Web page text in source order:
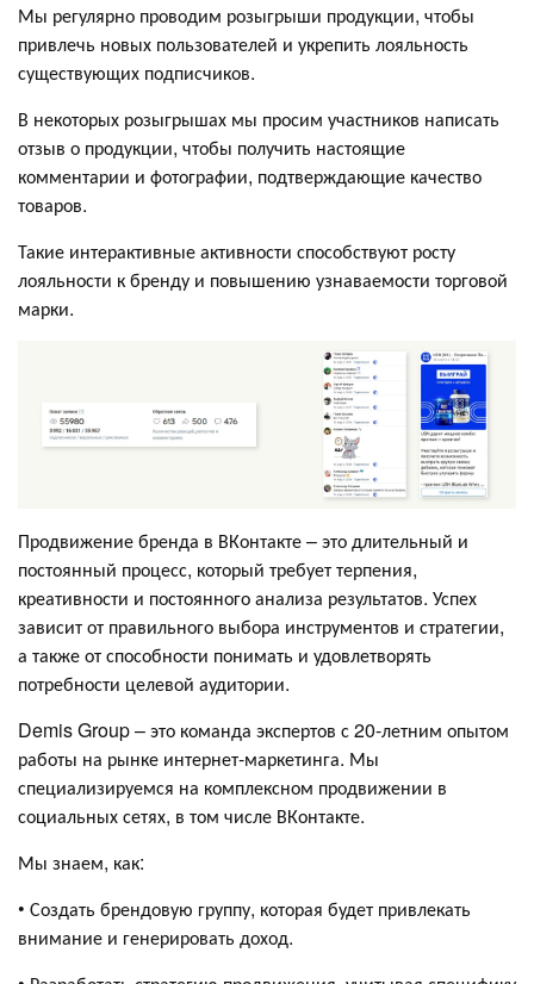
Мы регулярно проводим розыгрыши продукции, чтобы
привлечь новых пользователей и укрепить лояльность
существующих подписчиков.
В некоторых розыгрышах мы просим участников написать
отзыв о продукции, чтобы получить настоящие
комментарии и фотографии, подтверждающие качество
товаров.
Такие интерактивные активности способствуют росту
лояльности к бренду и повышению узнаваемости торговой
марки.
Продвижение бренда в ВКонтакте – это длительный и
постоянный процесс, который требует терпения,
креативности и постоянного анализа результатов. Успех
зависит от правильного выбора инструментов и стратегии,
а также от способности понимать и удовлетворять
потребности целевой аудитории.
Demis Group – это команда экспертов с 20-летним опытом
работы на рынке интернет-маркетинга. Мы
специализируемся на комплексном продвижении в
социальных сетях, в том числе ВКонтакте.
Мы знаем, как:
• Создать брендовую группу, которая будет привлекать
внимание и генерировать доход.